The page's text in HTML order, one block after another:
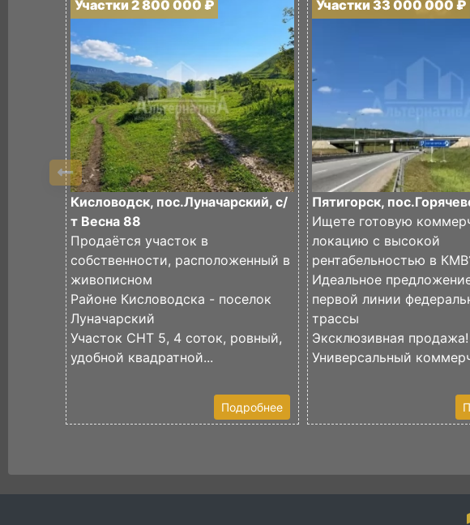
Участки 2 800 000 ₽
Кисловодск, пос.Луначарский, с/
т Весна 88
Продаётся участок в
собственности, расположенный в
живописном
Районе Кисловодска - поселок
Луначарский
Участок СНТ 5, 4 соток, ровный,
удобной квадратной...
Подробнее
Участки 33 000 000 ₽
Пятигорск,
Ищете готовую
локацию с высокой
рентабельностью в
Идеальное
первой линии
трассы
Эксклюзивная продажа!
Универсальный